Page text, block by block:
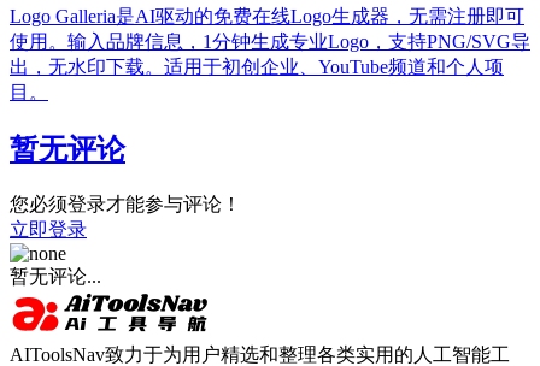
Logo Galleria是AI驱动的免费在线Logo生成器，无需注册即可
使用。输入品牌信息，1分钟生成专业Logo，支持PNG/SVG导
出，无水印下载。适用于初创企业、YouTube频道和个人项
目。
暂无评论
您必须登录才能参与评论！
立即登录
暂无评论...
AIToolsNav致力于为用户精选和整理各类实用的人工智能工